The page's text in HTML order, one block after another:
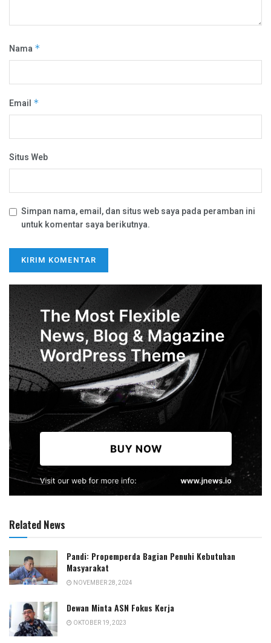
Nama *
Email *
Situs Web
Simpan nama, email, dan situs web saya pada peramban ini
untuk komentar saya berikutnya.
Related News
Pandi: Propemperda Bagian Penuhi Kebutuhan
Masyarakat
NOVEMBER 28, 2024
Dewan Minta ASN Fokus Kerja
OKTOBER 19, 2023